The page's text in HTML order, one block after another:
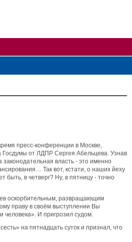
пресс-конференции в Москве,
Госдумы от ЛДПР Сергея Абельцева. Узнав
власть - это именно
Так вот, кстати, о наших йеху
быть, в четверг? Ну, в пятницу - точно
оскорбительным, развращающим
праву в своём выступлении Вы
И пригрозил судом.
на пятнадцать суток и признал, что